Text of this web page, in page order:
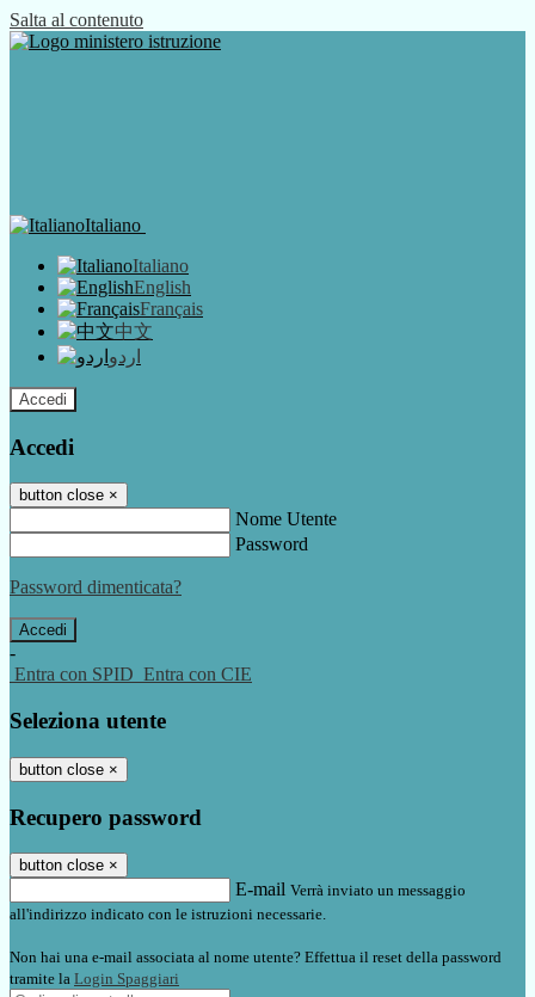
Salta al contenuto
Italiano
Italiano
English
Français
中文
اردو
Accedi
Accedi
button close ×
Nome Utente
Password
Password dimenticata?
-
Entra con SPID Entra con CIE
Seleziona utente
button close ×
Recupero password
button close ×
E-mail Verrà inviato un messaggio
all'indirizzo indicato con le istruzioni necessarie.
Non hai una e-mail associata al nome utente? Effettua il reset della password
tramite la Login Spaggiari